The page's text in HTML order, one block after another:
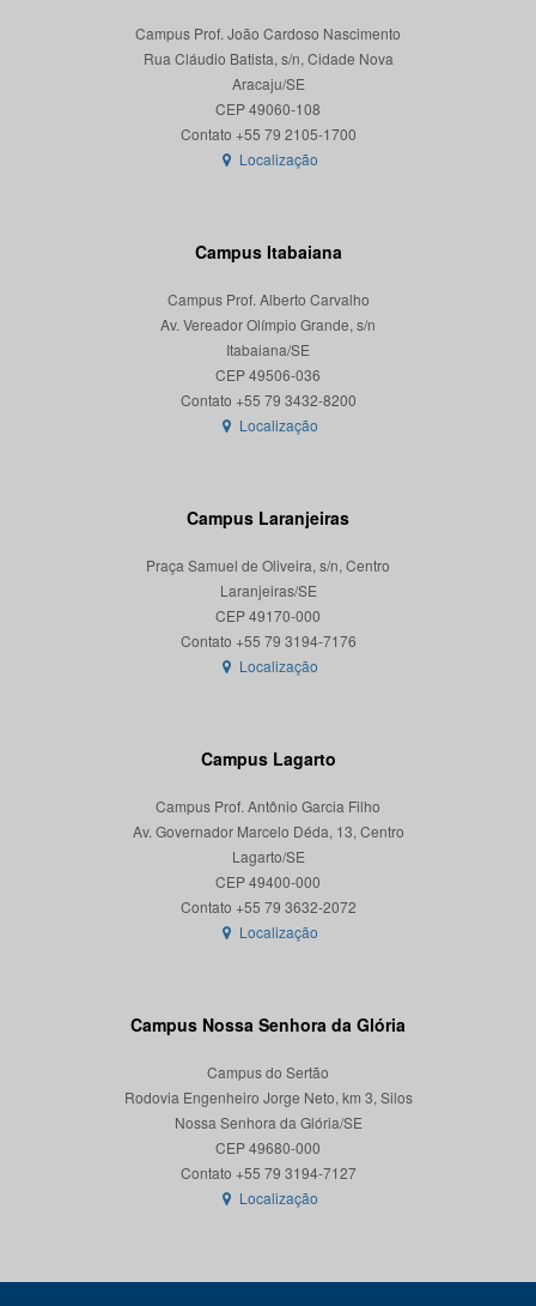
Campus Prof. João Cardoso Nascimento
Rua Cláudio Batista, s/n, Cidade Nova
Aracaju/SE
CEP 49060-108
Localização
Campus Itabaiana
Campus Prof. Alberto Carvalho
Av. Vereador Olímpio Grande, s/n
Itabaiana/SE
CEP 49506-036
Localização
Campus Laranjeiras
Praça Samuel de Oliveira, s/n, Centro
Laranjeiras/SE
CEP 49170-000
Localização
Campus Lagarto
Campus Prof. Antônio Garcia Filho
Av. Governador Marcelo Déda, 13, Centro
Lagarto/SE
CEP 49400-000
Localização
Campus Nossa Senhora da Glória
Campus do Sertão
Rodovia Engenheiro Jorge Neto, km 3, Silos
Nossa Senhora da Glória/SE
CEP 49680-000
Contato +55 79 3194-7127
Localização